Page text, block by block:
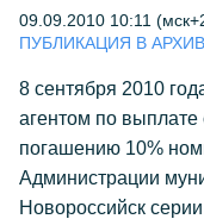
09.09.2010 10:11
ПУБЛИКАЦИЯ В
8 сентября 2010
агентом по выплате
погашению 10%
Администрации
Новороссийск